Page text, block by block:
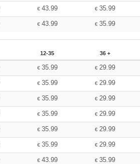
€ 43.99 € 35.99
€ 43.99 € 35.99
12-35 36 +
€ 35.99 € 29.99
€ 35.99 € 29.99
€ 35.99 € 29.99
€ 35.99 € 29.99
€ 35.99 € 29.99
€ 35.99 € 29.99
€ 43.99 € 35.99